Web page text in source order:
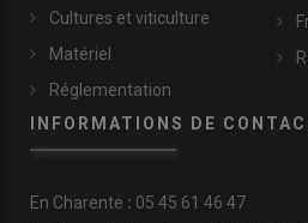
Cultures et viticulture
Matériel
Réglementation
INFORMATIONS DE
En Charente : 05 45 61 46 47